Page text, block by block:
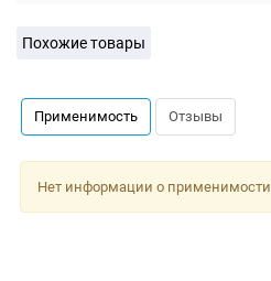
Похожие товары
Применимость Отзывы
Нет информации о применимости